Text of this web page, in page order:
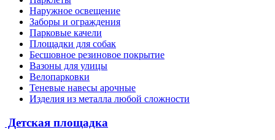
Наружное освещение
Заборы и ограждения
Парковые качели
Площадки для собак
Бесшовное резиновое покрытие
Вазоны для улицы
Велопарковки
Теневые навесы арочные
Изделия из металла любой сложности
Детская площадка